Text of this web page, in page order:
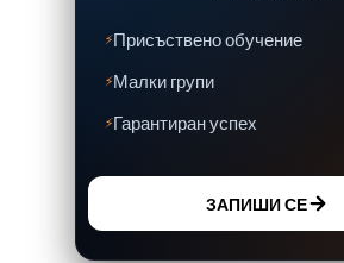
Присъствено обучение
Малки групи
Гарантиран успех
ЗАПИШИ СЕ